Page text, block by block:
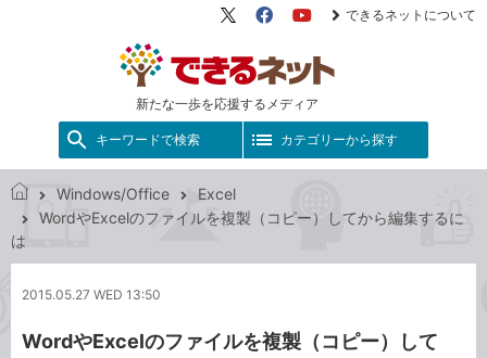
新たな一歩を応援するメディア
X（旧
FacebookYouTube
できるネットについて
キーワードで検索 カテゴリーから探す
で
ッ
Windows/Office
Excel
WordやExcelのファイルを複製（コピー）してから編集するに
は
2015.05.27 WED 13:50
WordやExcelのファイルを複製（コピー）して